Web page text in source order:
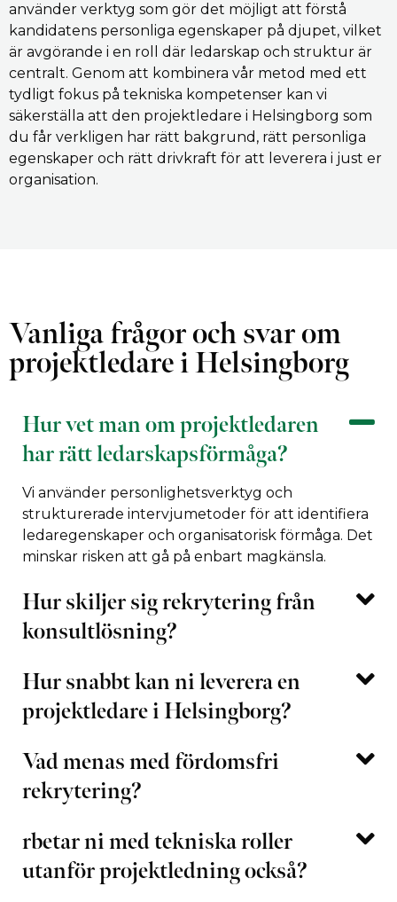
använder verktyg som gör det möjligt att förstå
kandidatens personliga egenskaper på djupet, vilket
är avgörande i en roll där ledarskap och struktur är
centralt. Genom att kombinera vår metod med ett
tydligt fokus på tekniska kompetenser kan vi
säkerställa att den projektledare i Helsingborg som
du får verkligen har rätt bakgrund, rätt personliga
egenskaper och rätt drivkraft för att leverera i just er
organisation.
Vanliga frågor och svar om
projektledare i Helsingborg
Hur vet man om projektledaren
har rätt ledarskapsförmåga?
Vi använder personlighetsverktyg och
strukturerade intervjumetoder för att identifiera
ledaregenskaper och organisatorisk förmåga. Det
minskar risken att gå på enbart magkänsla.
Hur skiljer sig rekrytering från
konsultlösning?
Hur snabbt kan ni leverera en
projektledare i Helsingborg?
Vad menas med fördomsfri
rekrytering?
rbetar ni med tekniska roller
utanför projektledning också?